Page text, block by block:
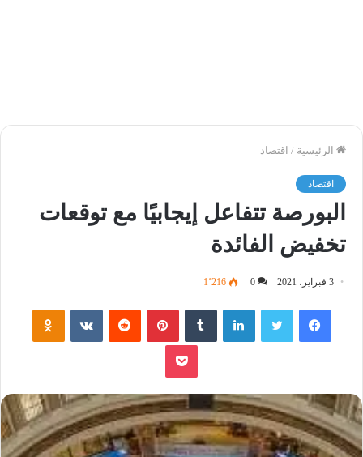
الرئيسية / اقتصاد
اقتصاد
البورصة تتفاعل إيجابيًا مع توقعات
تخفيض الفائدة
3 فبراير، 2021 0 1٬216
فيسبوك تويتر لينكدإن بينتيريست
بوكيت